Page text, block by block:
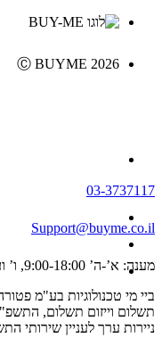
Ⓒ BUYME 2026
03-3737117
Support@buyme.co.il
מענה: א’-ה’ 9:00-18:00, ו’ וערבי חג 9:00-13:00
ביי מי טכנולוגיות בע"מ
ניירות ערך לעניין שירותי